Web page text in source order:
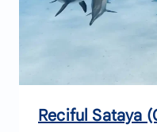
Reciful Sataya